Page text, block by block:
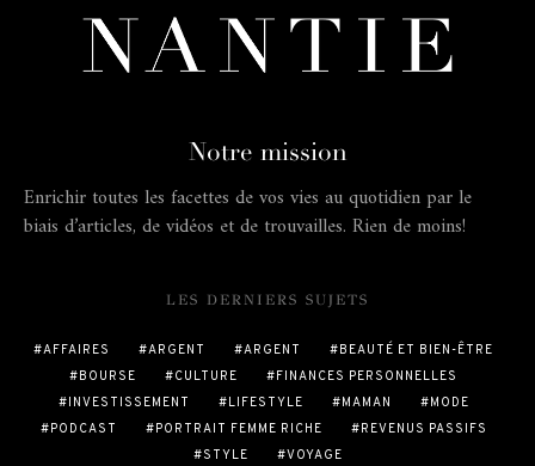
Notre mission
Enrichir toutes les facettes de vos vies au quotidien par le
biais d’articles, de vidéos et de trouvailles. Rien de moins!
LES DERNIERS SUJETS
AFFAIRES ARGENT ARGENT
BEAUTÉ ET BIEN-ÊTRE
BOURSE
CULTURE
FINANCES PERSONNELLES
INVESTISSEMENT
LIFESTYLE MAMAN
MODE
PODCAST
PORTRAIT FEMME RICHE
REVENUS PASSIFS
STYLE
VOYAGE